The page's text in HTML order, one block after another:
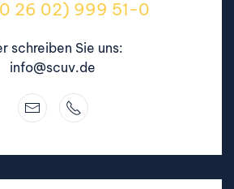
26 02) 999 51-0
schreiben Sie uns:
info@scuv.de